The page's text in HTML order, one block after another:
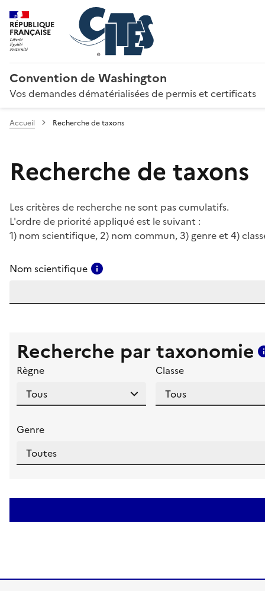
RÉPUBLIQUE
FRANÇAISE
Convention de Washington
Vos demandes dématérialisées de permis et certificats
Accueil Recherche de taxons
Recherche de taxons
Les critères de recherche ne sont pas cumulatifs.
L'ordre de priorité appliqué est le suivant :
1) nom scientifique, 2) nom commun, 3) genre et 4)
Nom scientifique
Recherche par taxonomie
Règne Classe
Genre